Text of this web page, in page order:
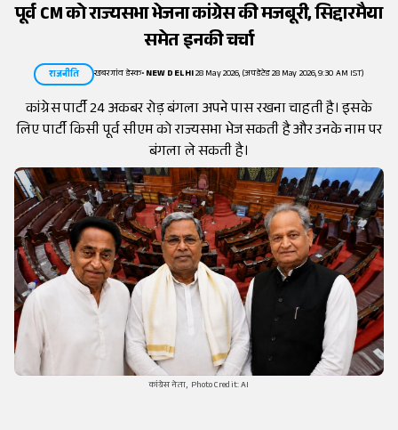
पूर्व CM को राज्यसभा भेजना कांग्रेस की मजबूरी, सिद्दारमैया
समेत इनकी चर्चा
राजनीति खबरगांव डेस्क•NEW DELHI28 May 2026, (अपडेटेड 28 May 2026, 9:30 AM IST)
कांग्रेस पार्टी 24 अकबर रोड़ बंगला अपने पास रखना चाहती है। इसके
लिए पार्टी किसी पूर्व सीएम को राज्यसभा भेज सकती है और उनके नाम पर
बंगला ले सकती है।
कांग्रेस नेता, Photo Credit: AI